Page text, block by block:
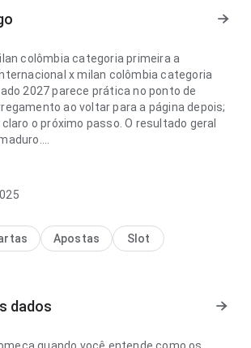
colômbia categoria primeira a
x milan colômbia categoria
2027 parece prática no ponto de
ao voltar para a página depois;
o próximo passo. O resultado geral
colômbia categoria primeira a
objetiva no ponto de fluxo de
avaliações; a página parece
Apostas
Slot
dados